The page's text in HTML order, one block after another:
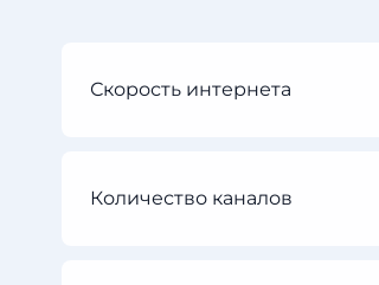
Скорость интернета
Количество каналов